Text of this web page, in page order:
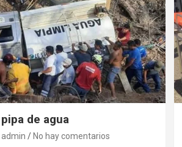
de agua
admin No hay comentarios